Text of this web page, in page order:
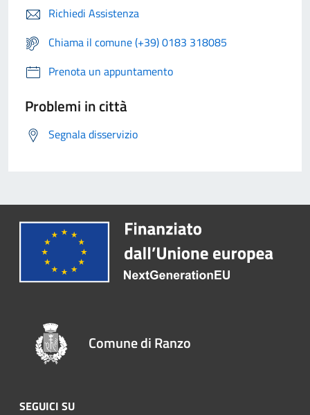
Richiedi Assistenza
Chiama il comune (+39) 0183 318085
Prenota un appuntamento
Problemi in città
Segnala disservizio
Comune di Ranzo
SEGUICI SU